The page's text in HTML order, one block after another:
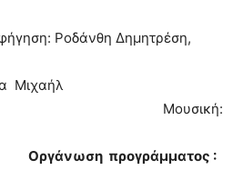
Δημητρέση,
Κυριαζή
Μιχαήλ
Οργάνωση προγράμματος :